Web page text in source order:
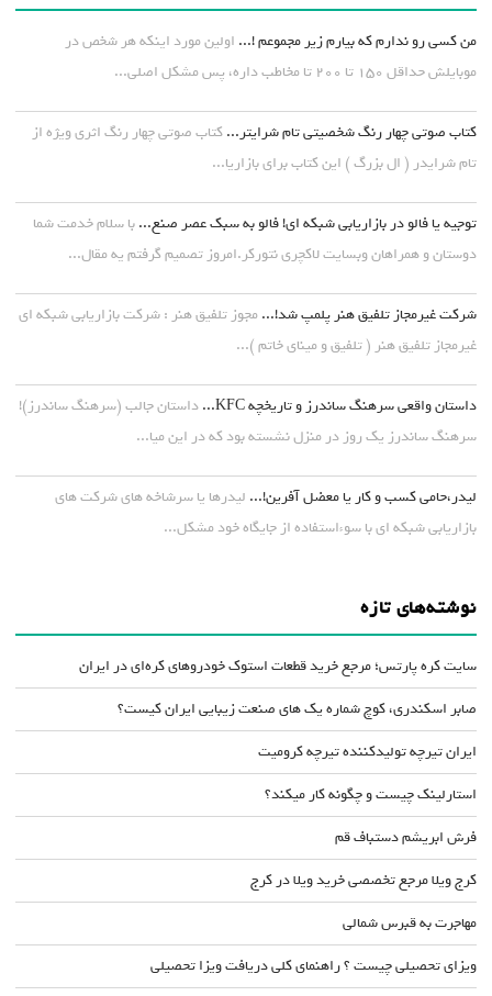
من کسی رو ندارم که بیارم زیر مجموعم !... اولین مورد اینکه هر شخص در
موبایلش حداقل ۱۵۰ تا ۲۰۰ تا مخاطب داره، پس مشکل اصلی...
کتاب صوتی چهار رنگ شخصیتی تام شرایتر... کتاب صوتی چهار رنگ اثری ویژه از
تام شرایدر ( ال بزرگ ) این کتاب برای بازاریا...
توجیه یا فالو در بازاریابی شبکه ای! فالو به سبک عصر صنع... با سلام خدمت شما
دوستان و همراهان وبسایت لاکچری نتورکر.امروز تصمیم گرفتم یه مقال...
شرکت غیرمجاز تلفیق هنر پلمپ شد!... مجوز تلفیق هنر : شرکت بازاریابی شبکه ای
غیرمجاز تلفیق هنر ( تلفیق و مینای خاتم )...
داستان واقعی سرهنگ ساندرز و تاریخچه KFC...
داستان جالب (سرهنگ ساندرز)!
سرهنگ ساندرز یک روز در منزل نشسته بود که در این میا...
لیدر،حامی کسب و کار یا معضل آفرین!... لیدرها یا سرشاخه های شرکت های
بازاریابی شبکه ای با سوءاستفاده از جایگاه خود مشکل...
نوشته‌های تازه
سایت کره پارتس؛ مرجع خرید قطعات استوک خودروهای کره‌ای در ایران
صابر اسکندری، کوچ شماره یک های صنعت زیبایی ایران کیست؟
ایران تیرچه تولیدکننده تیرچه کرومیت
استارلینک چیست و چگونه کار میکند؟
فرش ابریشم دستباف قم
کرج ویلا مرجع تخصصی خرید ویلا در کرج
مهاجرت به قبرس شمالی
ویزای تحصیلی چیست ؟ راهنمای کلی دریافت ویزا تحصیلی